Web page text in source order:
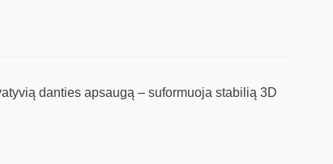
danties apsaugą – suformuoja stabilią 3D